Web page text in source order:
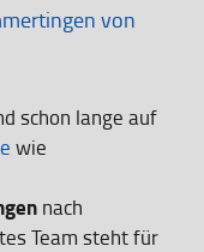
von
schon lange auf
wie
nach
Team steht für